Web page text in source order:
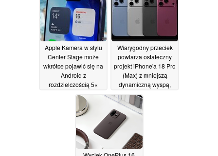
Apple Kamera w stylu
Center Stage może
wkrótce pojawić się na
Android z
rozdzielczością 5×
11/05/2026
Wiarygodny przeciek
powtarza ostateczny
projekt iPhone'a 18 Pro
(Max) z mniejszą
dynamiczną wyspą,
nowym kolorem i
ulepszonym
sterowaniem kamerą